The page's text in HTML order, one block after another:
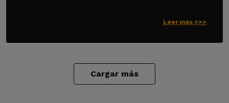
Leer más >>>
Cargar más